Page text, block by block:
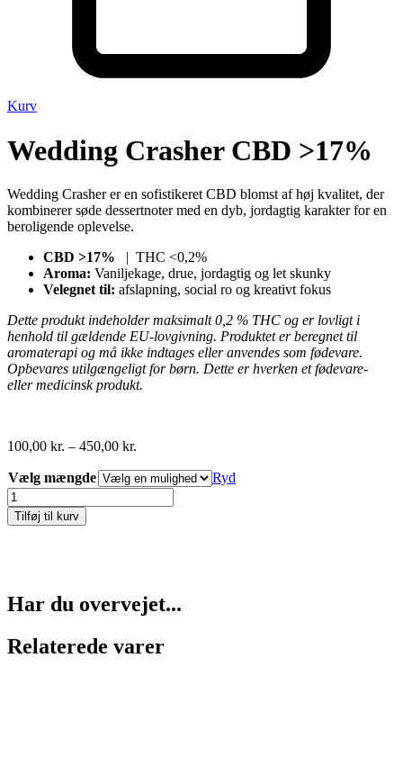
Kurv
Wedding Crasher CBD >17%
Wedding Crasher er en sofistikeret CBD blomst af høj kvalitet, der
kombinerer søde dessertnoter med en dyb, jordagtig karakter for en
beroligende oplevelse.
CBD >17% | THC <0,2%
Aroma: Vaniljekage, drue, jordagtig og let skunky
Velegnet til: afslapning, social ro og kreativt fokus
Dette produkt indeholder maksimalt 0,2 % THC og er lovligt i
henhold til gældende EU-lovgivning. Produktet er beregnet til
aromaterapi og må ikke indtages eller anvendes som fødevare.
Opbevares utilgængeligt for børn. Dette er hverken et fødevare-
eller medicinsk produkt.
100,00 kr. – 450,00 kr.
til
450,00 kr.
Vælg mængde
Ryd
Wedding
Crasher
CBD
Tilføj til kurv
Har du overvejet...
Relaterede varer